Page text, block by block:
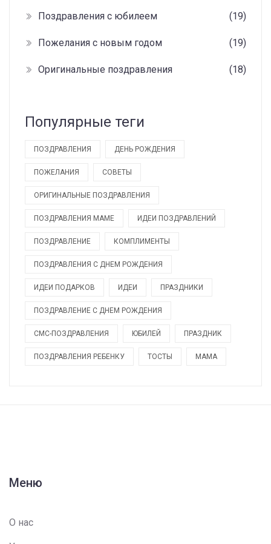
Поздравления с юбилеем (19)
Пожелания с новым годом (19)
Оригинальные поздравления (18)
Популярные теги
ПОЗДРАВЛЕНИЯ ДЕНЬ РОЖДЕНИЯ
ПОЖЕЛАНИЯ СОВЕТЫ
ОРИГИНАЛЬНЫЕ ПОЗДРАВЛЕНИЯ
ПОЗДРАВЛЕНИЯ МАМЕ ИДЕИ ПОЗДРАВЛЕНИЙ
ПОЗДРАВЛЕНИЕ КОМПЛИМЕНТЫ
ПОЗДРАВЛЕНИЯ С ДНЕМ РОЖДЕНИЯ
ИДЕИ ПОДАРКОВ ИДЕИ ПРАЗДНИКИ
ПОЗДРАВЛЕНИЕ С ДНЕМ РОЖДЕНИЯ
СМС-ПОЗДРАВЛЕНИЯ ЮБИЛЕЙ ПРАЗДНИК
ПОЗДРАВЛЕНИЯ РЕБЕНКУ ТОСТЫ МАМА
Меню
О нас